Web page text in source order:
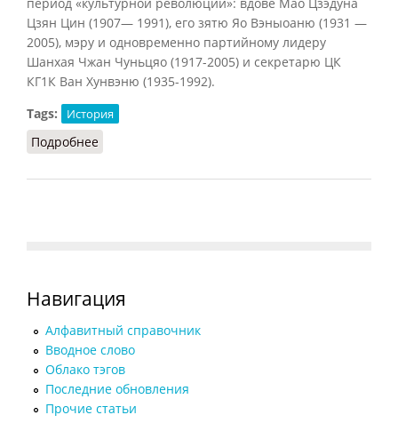
Цзян Цин (1907— 1991), его зятю Яо Вэныоаню (1931 —
2005), мэру и одновременно партийному лидеру
Шанхая Чжан Чуньцяо (1917-2005) и секретарю ЦК
КГ1К Ван Хунвэню (1935-1992).
Tags:
История
Подробнее
Навигация
Алфавитный справочник
Вводное слово
Облако тэгов
Последние обновления
Прочие статьи